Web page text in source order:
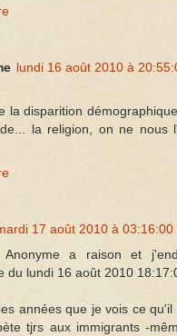
lundi 16 août 2010 à
la disparition
la religion, on ne nous
17 août 2010 à 03:16:00
Anonyme a raison et
du lundi 16 août 2010
années que je vois ce
tjrs aux immigrants -